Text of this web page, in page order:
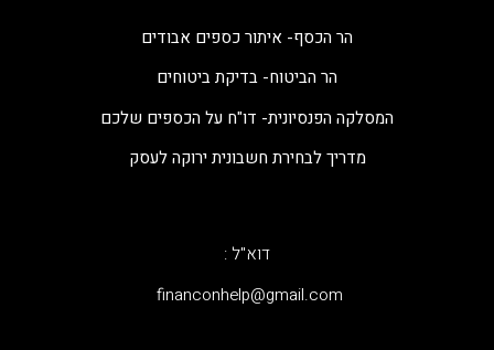
הר הכסף- איתור כספים אבודים
הר הביטוח- בדיקת ביטוחים
המסלקה הפנסיונית- דו"ח על הכספים שלכם
מדריך לבחירת חשבונית ירוקה לעסק
דוא"ל :
‫financonhelp@gmail.com‬